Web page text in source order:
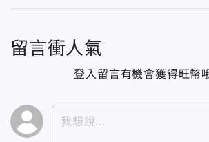
留言衝人氣
登入留言有機會獲得旺幣